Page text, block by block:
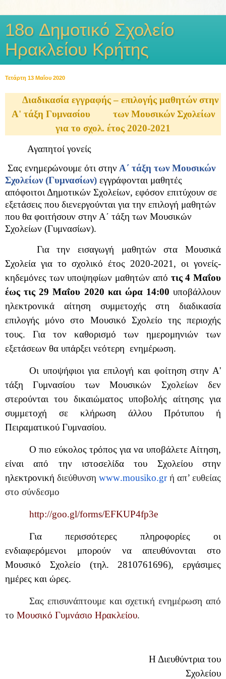
18o Δημοτικό Σχολείο
Ηρακλείου Κρήτης
Τετάρτη 13 Μαΐου 2020
Διαδικασία εγγραφής – επιλογής μαθητών στην
Α' τάξη Γυμνασίου των Μουσικών Σχολείων
για το σχολ. έτος 2020-2021
Αγαπητοί γονείς
Σας ενημερώνουμε ότι στην Α΄ τάξη των Μουσικών
Σχολείων (Γυμνασίων) εγγράφονται μαθητές
απόφοιτοι Δημοτικών Σχολείων, εφόσον επιτύχουν σε
εξετάσεις που διενεργούνται για την επιλογή μαθητών
που θα φοιτήσουν στην Α΄ τάξη των Μουσικών
Σχολείων (Γυμνασίων).
Για την εισαγωγή μαθητών στα Μουσικά
Σχολεία για το σχολικό έτος 2020-2021, οι γονείς-
κηδεμόνες των υποψηφίων μαθητών από τις 4 Μαΐου
έως τις 29 Μαΐου 2020 και ώρα 14:00 υποβάλλουν
ηλεκτρονικά αίτηση συμμετοχής στη διαδικασία
επιλογής μόνο στο Μουσικό Σχολείο της περιοχής
τους. Για τον καθορισμό των ημερομηνιών των
εξετάσεων θα υπάρξει νεότερη ενημέρωση.
Οι υποψήφιοι για επιλογή και φοίτηση στην Α'
τάξη Γυμνασίου των Μουσικών Σχολείων δεν
στερούνται του δικαιώματος υποβολής αίτησης για
συμμετοχή σε κλήρωση άλλου Πρότυπου ή
Πειραματικού Γυμνασίου.
Ο πιο εύκολος τρόπος για να υποβάλετε Αίτηση,
είναι από την ιστοσελίδα του Σχολείου στην
ηλεκτρονική διεύθυνση www.mousiko.gr ή απ’ ευθείας
στο σύνδεσμο
http://goo.gl/forms/EFKUP4fp3e
Για περισσότερες πληροφορίες οι
ενδιαφερόμενοι μπορούν να απευθύνονται στο
Μουσικό Σχολείο (τηλ. 2810761696), εργάσιμες
ημέρες και ώρες.
Σας επισυνάπτουμε και σχετική ενημέρωση από
το Μουσικό Γυμνάσιο Ηρακλείου.
Η Διευθύντρια του
Σχολείου